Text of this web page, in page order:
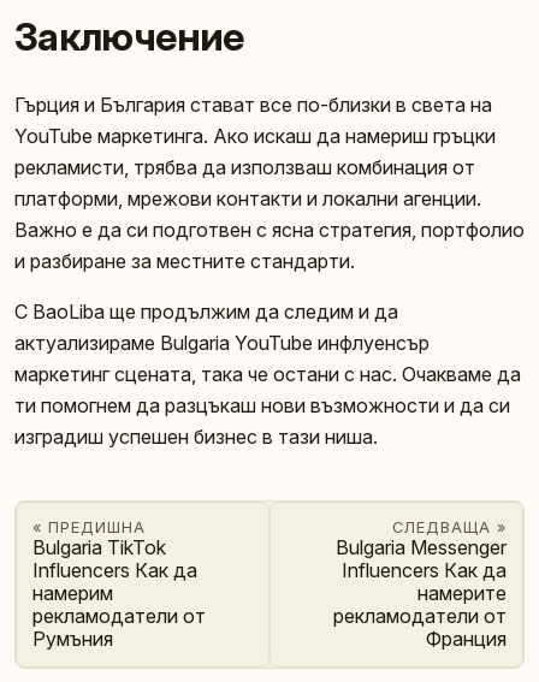
Заключение
Гърция и България стават все по-близки в света на
YouTube маркетинга. Ако искаш да намериш гръцки
рекламисти, трябва да използваш комбинация от
платформи, мрежови контакти и локални агенции.
Важно е да си подготвен с ясна стратегия, портфолио
и разбиране за местните стандарти.
С BaoLiba ще продължим да следим и да
актуализираме Bulgaria YouTube инфлуенсър
маркетинг сцената, така че остани с нас. Очакваме да
ти помогнем да разцъкаш нови възможности и да си
изградиш успешен бизнес в тази ниша.
« ПРЕДИШНА
Bulgaria TikTok
Influencers Как да
намерим
рекламодатели от
Румъния
СЛЕДВАЩА »
Bulgaria Messenger
Influencers Как да
намерите
рекламодатели от
Франция